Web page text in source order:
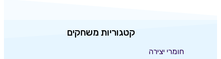
קטגוריות משחקים
חומרי יצירה